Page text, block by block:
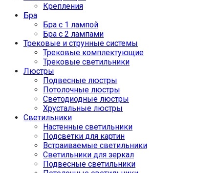
Крепления
Бра
Бра с 1 лампой
Бра с 2 лампами
Трековые и струнные системы
Трековые комплектующие
Трековые светильники
Люстры
Подвесные люстры
Потолочные люстры
Светодиодные люстры
Хрустальные люстры
Светильники
Настенные светильники
Подсветки для картин
Встраиваемые светильники
Светильники для зеркал
Подвесные светильники